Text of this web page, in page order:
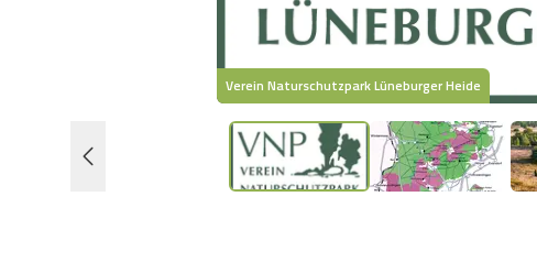
Verein Naturschutzpark Lüneburger Heide